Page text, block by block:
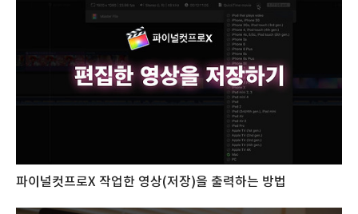
파이널컷프로X 작업한 영상(저장)을 출력하는 방법